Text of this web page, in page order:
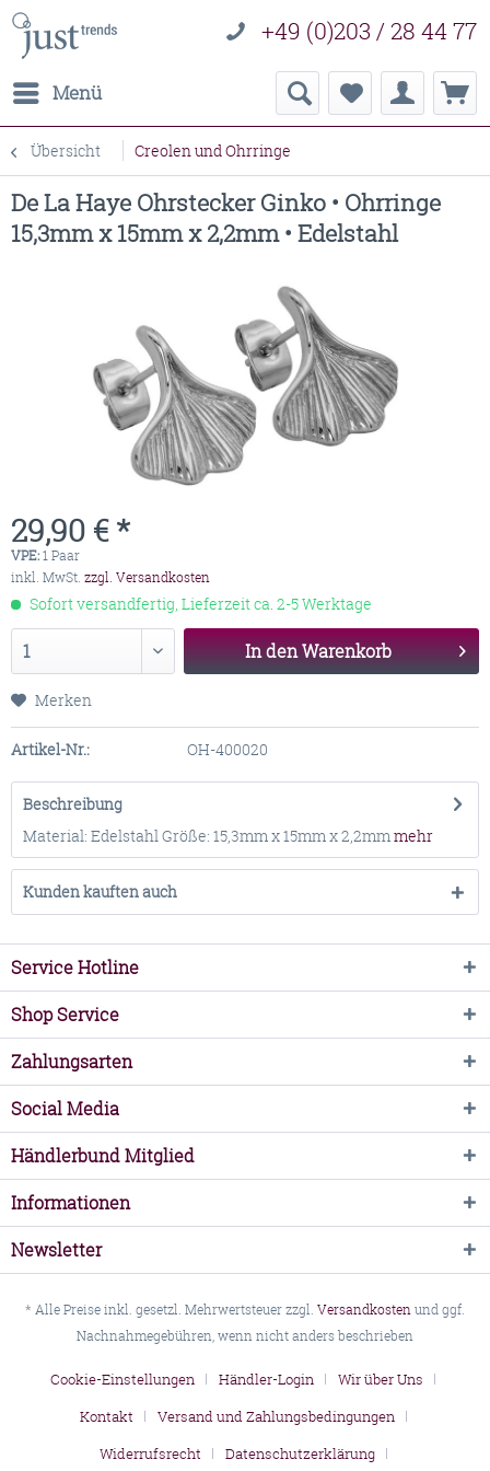
+49 (0)203 / 28 44 77
Menü
Übersicht Creolen und Ohrringe
De La Haye Ohrstecker Ginko • Ohrringe
15,3mm x 15mm x 2,2mm • Edelstahl
29,90 € *
VPE:1 Paar
inkl. MwSt. zzgl. Versandkosten
Sofort versandfertig, Lieferzeit ca. 2-5 Werktage
In denWarenkorb
Merken
Artikel-Nr.: OH-400020
Beschreibung
Material: Edelstahl Größe: 15,3mm x 15mm x 2,2mmmehr
Kunden kauften auch
Service Hotline
Shop Service
Zahlungsarten
Social Media
Händlerbund Mitglied
Informationen
Newsletter
* Alle Preise inkl. gesetzl. Mehrwertsteuer zzgl. Versandkostenund ggf.
Nachnahmegebühren, wenn nicht anders beschrieben
Cookie-Einstellungen Händler-Login
Wir über Uns
Kontakt
Versand und Zahlungsbedingungen
Widerrufsrecht
Datenschutzerklärung